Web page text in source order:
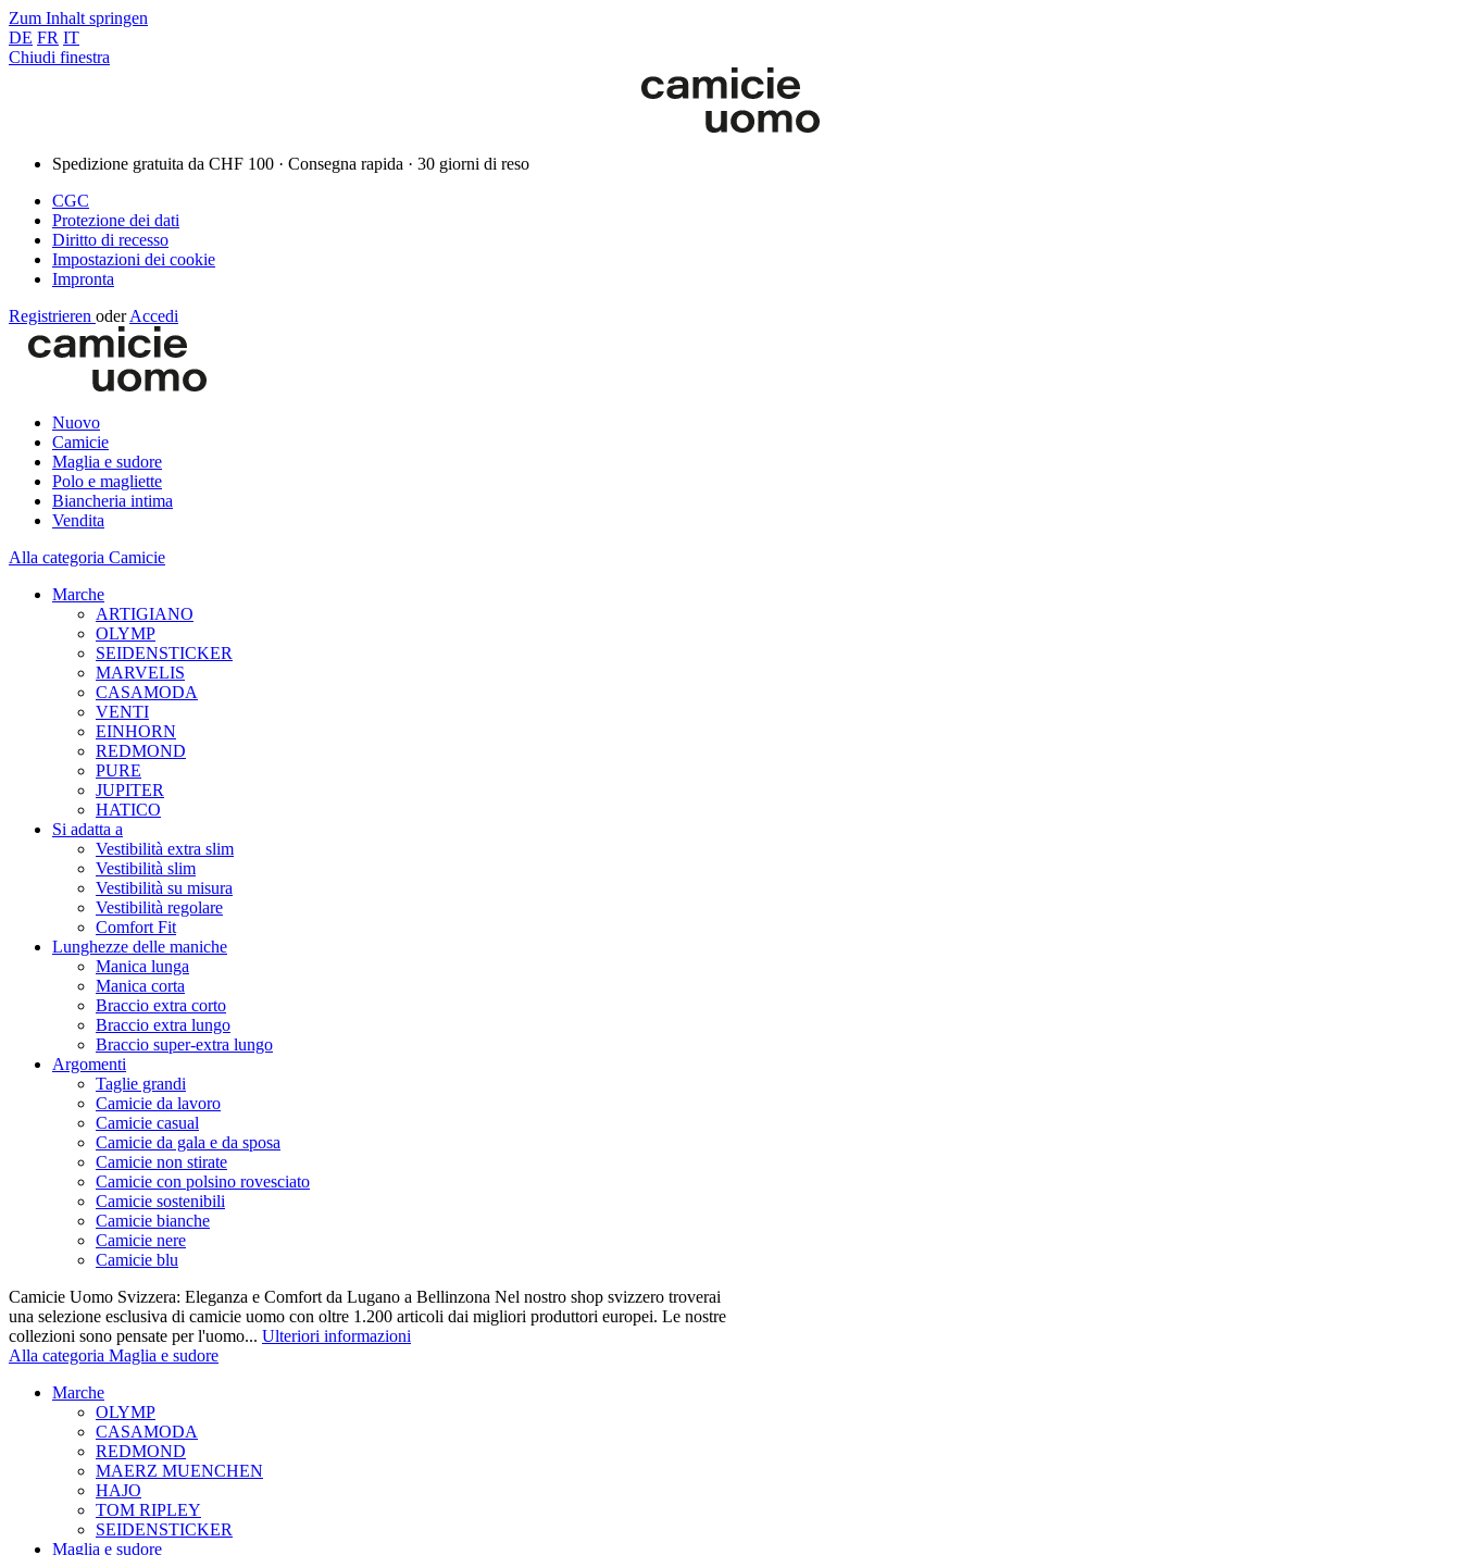
Zum Inhalt springen
DE FR IT
Chiudi finestra
Spedizione gratuita da CHF 100 · Consegna rapida · 30 giorni di reso
CGC
Protezione dei dati
Diritto di recesso
Impostazioni dei cookie
Impronta
Registrieren oder Accedi
Nuovo
Camicie
Maglia e sudore
Polo e magliette
Biancheria intima
Vendita
Alla categoria Camicie
Marche
ARTIGIANO
OLYMP
SEIDENSTICKER
MARVELIS
CASAMODA
VENTI
EINHORN
REDMOND
PURE
JUPITER
HATICO
Si adatta a
Vestibilità extra slim
Vestibilità slim
Vestibilità su misura
Vestibilità regolare
Comfort Fit
Lunghezze delle maniche
Manica lunga
Manica corta
Braccio extra corto
Braccio extra lungo
Braccio super-extra lungo
Argomenti
Taglie grandi
Camicie da lavoro
Camicie casual
Camicie da gala e da sposa
Camicie non stirate
Camicie con polsino rovesciato
Camicie sostenibili
Camicie bianche
Camicie nere
Camicie blu
Camicie Uomo Svizzera: Eleganza e Comfort da Lugano a Bellinzona Nel nostro shop svizzero troverai
una selezione esclusiva di camicie uomo con oltre 1.200 articoli dai migliori produttori europei. Le nostre
collezioni sono pensate per l'uomo... Ulteriori informazioni
Alla categoria Maglia e sudore
Marche
OLYMP
CASAMODA
REDMOND
MAERZ MUENCHEN
HAJO
TOM RIPLEY
SEIDENSTICKER
Maglia e sudore